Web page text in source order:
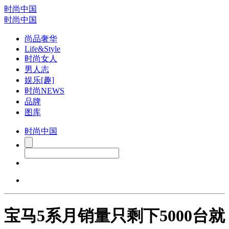
时尚中国
时尚中国
尚品奢华
Life&Style
时尚女人
男人志
娱乐[趣]
时尚NEWS
品牌
图库
时尚中国
宝马5系月销量只剩下5000台就